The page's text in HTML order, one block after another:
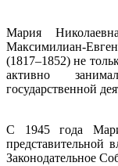
Мария
Максимилиан-
(1817–1852) не
активно
государственной
С 1945 года
представительной
Законодательное